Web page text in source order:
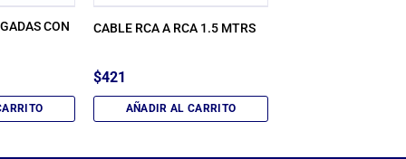
CON
CABLE RCA A RCA 1.5 MTRS
$421
AÑADIR AL CARRITO